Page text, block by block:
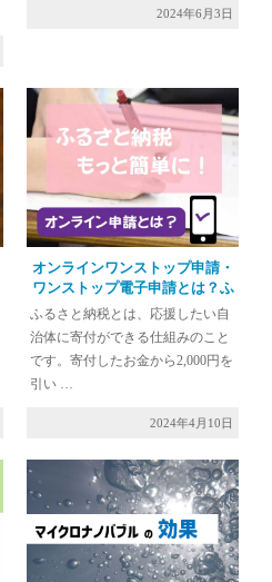
2024年6月3日
オンラインワンストップ申請・
ワンストップ電子申請とは？ふ
るさと納税がより便利に
ふるさと納税とは、応援したい自
治体に寄付ができる仕組みのこと
です。寄付したお金から2,000円を
引い …
2024年4月10日